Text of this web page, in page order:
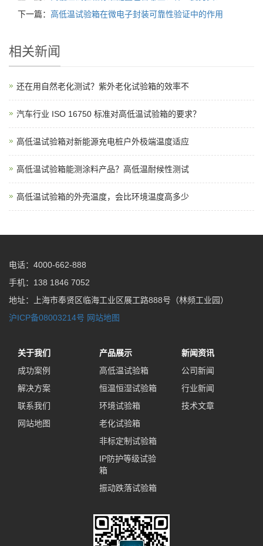
下一篇： 高低温试验箱在微电子封装可靠性验证中的作用
相关新闻
还在用自然老化测试？紫外老化试验箱的效率不
汽车行业 ISO 16750 标准对高低温试验箱的要求？
高低温试验箱对新能源充电桩户外极端温度适应
高低温试验箱能测涂料产品？高低温耐候性测试
高低温试验箱的外壳温度，会比环境温度高多少
电话：4000-662-888
手机：138 1846 7052
地址：上海市奉贤区临海工业区展工路888号（林频工业园）
沪ICP备08003214号 网站地图
关于我们
成功案例
解决方案
联系我们
网站地图
产品展示
高低温试验箱
恒温恒湿试验箱
环境试验箱
老化试验箱
非标定制试验箱
IP防护等级试验
箱
振动跌落试验箱
新闻资讯
公司新闻
行业新闻
技术文章